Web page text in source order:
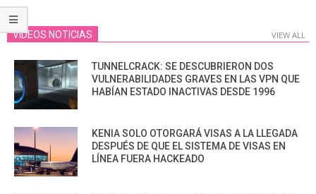
VIDEOS NOTICIAS VIEW ALL
TUNNELCRACK: SE DESCUBRIERON DOS
VULNERABILIDADES GRAVES EN LAS VPN QUE
HABÍAN ESTADO INACTIVAS DESDE 1996
KENIA SOLO OTORGARÁ VISAS A LA LLEGADA
DESPUÉS DE QUE EL SISTEMA DE VISAS EN
LÍNEA FUERA HACKEADO